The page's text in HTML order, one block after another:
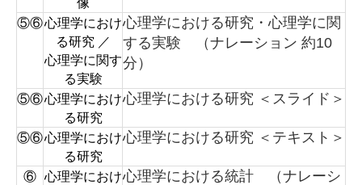
像
⑤⑥心理学におけ
る研究 ／
心理学に関す
る実験
心理学における研究・心理学に関
する実験 （ナレーション 約10
分）
⑤⑥心理学におけ
る研究
心理学における研究 ＜スライド＞
⑤⑥心理学におけ
る研究
心理学における研究 ＜テキスト＞
⑥ 心理学におけ心理学における統計 （ナレーシ